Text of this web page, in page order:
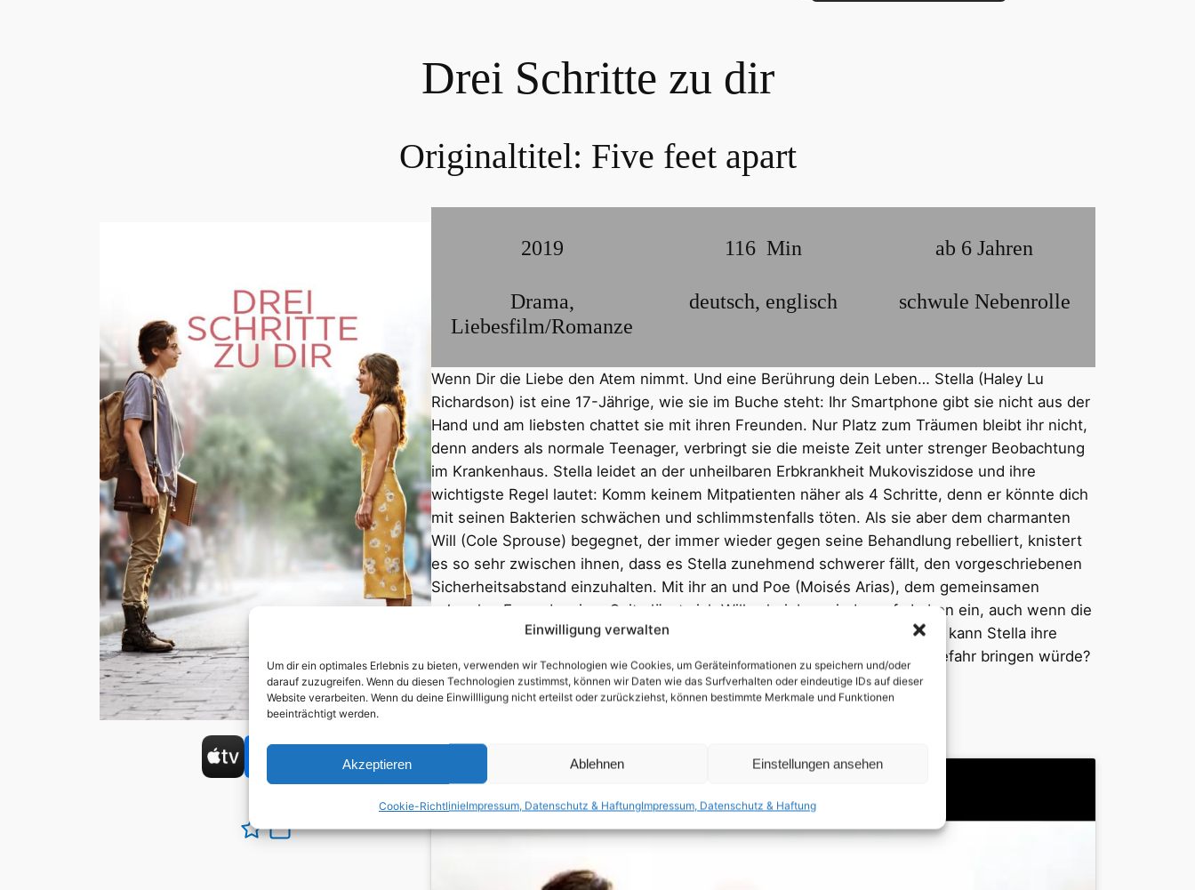
Einwilligung verwalten
Um dir ein optimales Erlebnis zu bieten, verwenden wir Technologien wie Cookies, um Geräteinformationen zu speichern und/oder
darauf zuzugreifen. Wenn du diesen Technologien zustimmst, können wir Daten wie das Surfverhalten oder eindeutige IDs auf dieser
Website verarbeiten. Wenn du deine Einwillligung nicht erteilst oder zurückziehst, können bestimmte Merkmale und Funktionen
beeinträchtigt werden.
Akzeptieren Ablehnen Einstellungen ansehen
Cookie-RichtlinieImpressum, Datenschutz & HaftungImpressum, Datenschutz & Haftung
Drei Schritte zu dir
Originaltitel: Five feet apart
2019
Drama,
Liebesfilm/Romanze
116 Min
deutsch, englisch
ab 6 Jahren
schwule Nebenrolle
Wenn Dir die Liebe den Atem nimmt. Und eine Berührung dein Leben… Stella (Haley Lu
Richardson) ist eine 17-Jährige, wie sie im Buche steht: Ihr Smartphone gibt sie nicht aus der
Hand und am liebsten chattet sie mit ihren Freunden. Nur Platz zum Träumen bleibt ihr nicht,
denn anders als normale Teenager, verbringt sie die meiste Zeit unter strenger Beobachtung
im Krankenhaus. Stella leidet an der unheilbaren Erbkrankheit Mukoviszidose und ihre
wichtigste Regel lautet: Komm keinem Mitpatienten näher als 4 Schritte, denn er könnte dich
mit seinen Bakterien schwächen und schlimmstenfalls töten. Als sie aber dem charmanten
Will (Cole Sprouse) begegnet, der immer wieder gegen seine Behandlung rebelliert, knistert
es so sehr zwischen ihnen, dass es Stella zunehmend schwerer fällt, den vorgeschriebenen
Sicherheitsabstand einzuhalten. Mit ihr an und Poe (Moisés Arias), dem gemeinsamen
schwulen Freund, seiner Seite lässt sich Will scheinbar wieder aufs Leben ein, auch wenn die
unsichtbare Wand zwischen ihnen ihrer Versuchung kaum standhält. Wie kann Stella ihre
Liebe noch retten, wenn schon die kleinste Berührung beide in Lebensgefahr bringen würde?
Erstveröffentlichung in Deutschland: 20.06.2019